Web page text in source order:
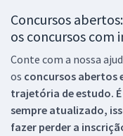
Concursos
os concursos com
Conte com a nossa
os concursos abertos
trajetória de estudo.
sempre atualizado,
fazer perder a